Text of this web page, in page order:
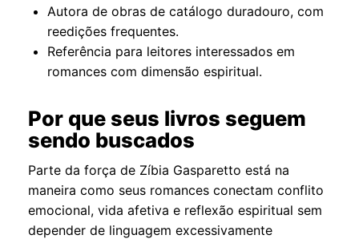
Autora de obras de catálogo duradouro, com
reedições frequentes.
Referência para leitores interessados em
romances com dimensão espiritual.
Por que seus livros seguem
sendo buscados
Parte da força de Zíbia Gasparetto está na
maneira como seus romances conectam conflito
emocional, vida afetiva e reflexão espiritual sem
depender de linguagem excessivamente